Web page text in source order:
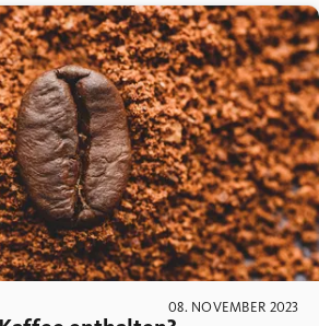
08. NOVEMBER 2023